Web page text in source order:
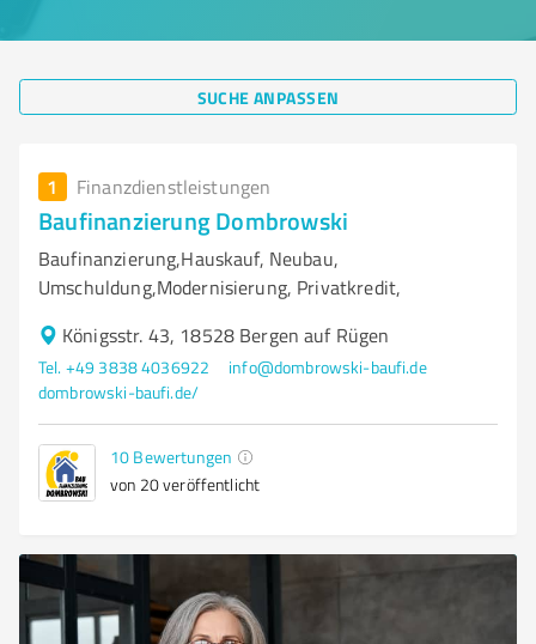
SUCHE ANPASSEN
1 Finanzdienstleistungen
Baufinanzierung Dombrowski
Baufinanzierung,Hauskauf, Neubau,
Umschuldung,Modernisierung, Privatkredit,
Königsstr. 43, 18528 Bergen auf Rügen
Tel. +49 3838 4036922
info@dombrowski-baufi.de
dombrowski-baufi.de/
10 Bewertungen
von 20 veröffentlicht